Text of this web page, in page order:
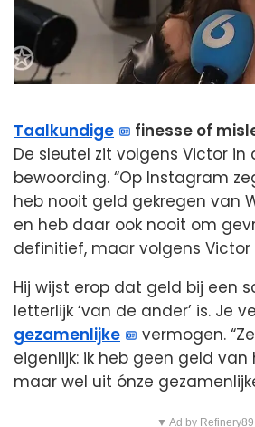
Taalkundige
finesse of
De sleutel zit volgens Victor in
bewoording. “Op Instagram
heb nooit geld gekregen van
en heb daar ook nooit om
definitief, maar volgens Victor
Hij wijst erop dat geld bij een
letterlijk ‘van de ander’ is. Je
gezamenlijke
vermogen.
eigenlijk: ik heb geen geld van
maar wel uit ónze
▼ Ad by Refinery89